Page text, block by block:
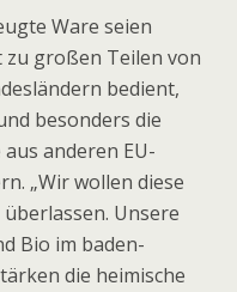
Ware seien
großen Teilen von
bedient,
besonders die
anderen EU-
„Wir wollen diese
Unsere
Bio im baden-
die heimische